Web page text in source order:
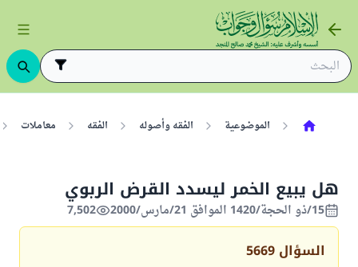
الموضوعية الفقه وأصوله الفقه معاملات
هل يبيع الخمر ليسدد القرض الربوي
15/ذو الحجة/1420 الموافق 21/مارس/2000 7,502
السؤال 5669